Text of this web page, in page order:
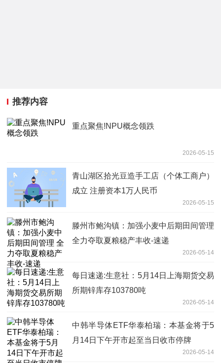
推荐内容
重点聚焦!NPU概念领跌
2026-05-15
青山湖区拾光豆造手工店（个体工商户）
成立 注册资本1万人民币
2026-05-15
滕州市鲍沟镇：加强小麦中后期田间管理
全力夺取夏粮稳产丰收-速递
2026-05-14
每日速递:生意社：5月14日上海期货交易
所期锌库存103780吨
2026-05-14
中韩半导体ETF华泰柏瑞：本基金将于5
月14日下午开市起至当日收市停牌
2026-05-14